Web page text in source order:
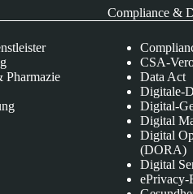
Pharmazie
Compliance &
CSA-
Data Act
Digitale-
Digital-
Digital
Digital
(DORA)
Digital